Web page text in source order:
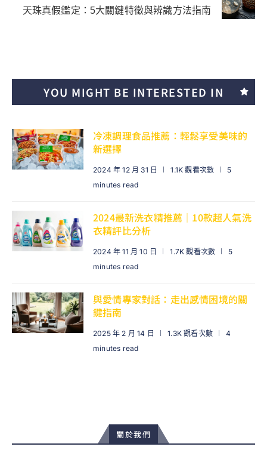
天珠真假鑑定：5大關鍵特徵與辨識方法指南
YOU MIGHT BE INTERESTED IN
冷凍調理食品推薦：輕鬆享受美味的
新選擇
2024 年 12 月 31 日 1.1K 觀看次數
5
minutes read
2024最新洗衣精推薦｜10款超人氣洗
衣精評比分析
2024 年 11 月 10 日 1.7K 觀看次數
5
minutes read
與愛情專家對話：走出感情困境的關
鍵指南
2025 年 2 月 14 日 1.3K 觀看次數
4
minutes read
關於我們